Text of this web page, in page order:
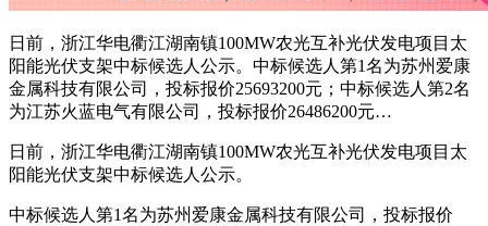
日前，浙江华电衢江湖南镇100MW农光互补光伏发电项目太
阳能光伏支架中标候选人公示。中标候选人第1名为苏州爱康
金属科技有限公司，投标报价25693200元；中标候选人第2名
为江苏火蓝电气有限公司，投标报价26486200元…
日前，浙江华电衢江湖南镇100MW农光互补光伏发电项目太
阳能光伏支架中标候选人公示。
中标候选人第1名为苏州爱康金属科技有限公司，投标报价